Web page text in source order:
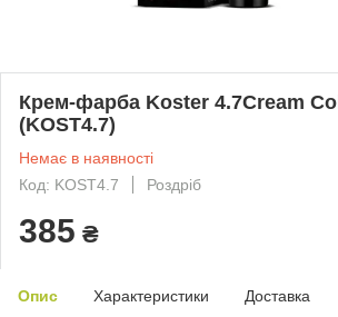
Крем-фарба Koster 4.7Cream
(KOST4.7)
Немає в наявності
Код: KOST4.7
Роздріб
385 ₴
Опис Характеристики Доставка